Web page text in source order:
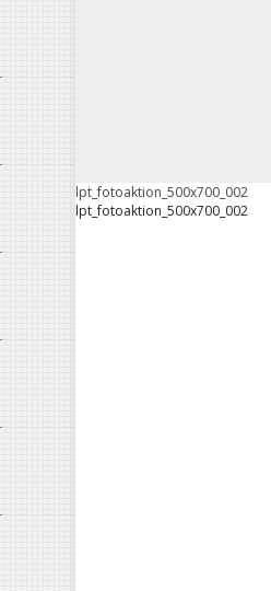
lpt_fotoaktion_500x700_002
lpt_fotoaktion_500x700_002